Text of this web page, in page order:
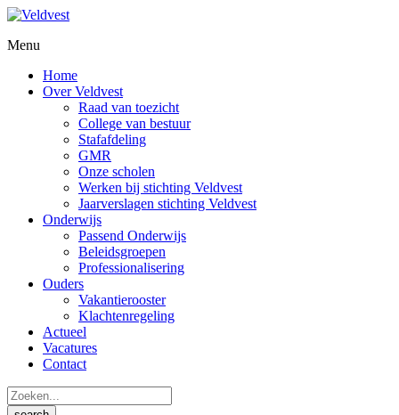
Menu
Home
Over Veldvest
Raad van toezicht
College van bestuur
Stafafdeling
GMR
Onze scholen
Werken bij stichting Veldvest
Jaarverslagen stichting Veldvest
Onderwijs
Passend Onderwijs
Beleidsgroepen
Professionalisering
Ouders
Vakantierooster
Klachtenregeling
Actueel
Vacatures
Contact